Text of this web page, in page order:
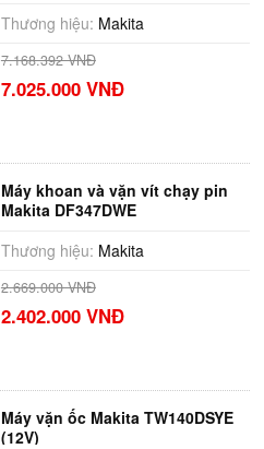
Thương hiệu: Makita
7.168.392 VNĐ
7.025.000 VNĐ
Máy khoan và vặn vít chạy pin
Makita DF347DWE
Thương hiệu: Makita
2.669.000 VNĐ
2.402.000 VNĐ
Máy vặn ốc Makita TW140DSYE
(12V)